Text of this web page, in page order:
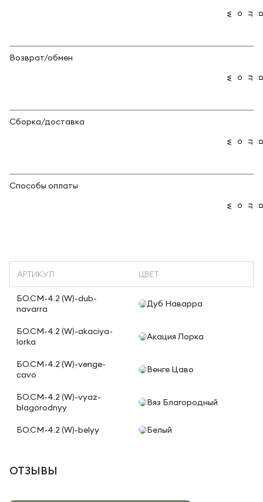
Возврат/обмен
Сборка/доставка
Способы оплаты
АРТИКУЛ ЦВЕТ
БО.СМ-4.2 (W)-dub-
navarra
Дуб Наварра
БО.СМ-4.2 (W)-akaciya-
lorka
Акация Лорка
БО.СМ-4.2 (W)-venge-
cavo
Венге Цаво
БО.СМ-4.2 (W)-vyaz-
blagorodnyy
Вяз Благородный
БО.СМ-4.2 (W)-belyy Белый
ОТЗЫВЫ